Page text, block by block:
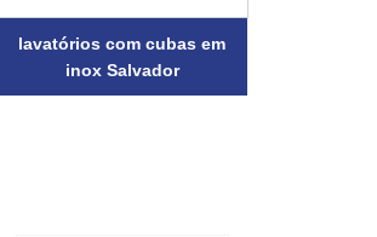
lavatórios com cubas em
inox Salvador